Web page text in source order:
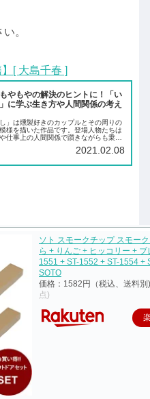
。
[ 大島千春 ]
やもやの解決のヒントに！「い
に学ぶ生き方や人間関係の考え
し」は燻製好きのカップルとその周りの
様を描いた作品です。登場人物たちは
仕事上の人間関係で躓きながらも乗り
す。もし、人間関係でもやもやしたとき
2021.02.08
ソト スモークチップ スモー
ら + りんご + ヒッコリー + ブ
1551 + ST-1552 + ST-1554 +
SOTO
価格：1582円（税込、送料別)
点)